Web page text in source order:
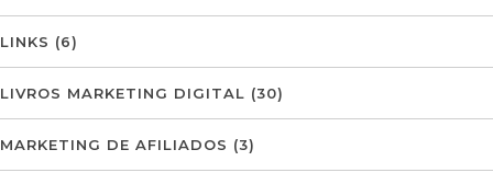
LINKS (6)
LIVROS MARKETING DIGITAL (30)
MARKETING DE AFILIADOS (3)